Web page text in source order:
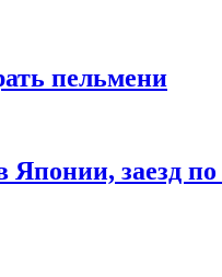
пельмени
Японии, заезд